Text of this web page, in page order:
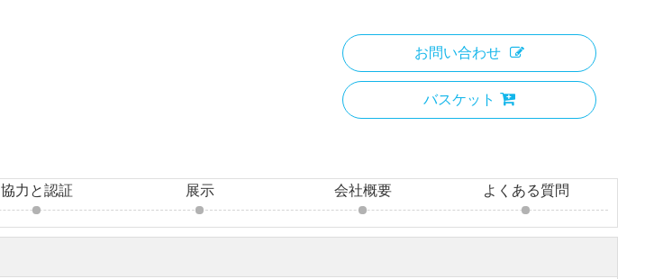
お問い合わせ
バスケット
協力と認証 展示 会社概要 よくある質問